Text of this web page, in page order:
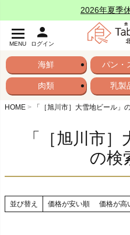
2026年夏季
MENU ログイン
海鮮 パン・
肉類 乳製
HOME 「［旭川市］大雪地ビール」
「［旭川市］
の検
並び替え 価格が安い順 価格が高